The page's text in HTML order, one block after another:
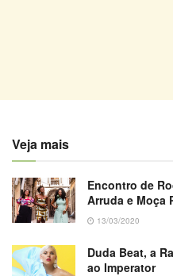
Veja mais
Encontro de
Arruda e Moça
13/03/2020
Duda Beat, a
ao Imperator